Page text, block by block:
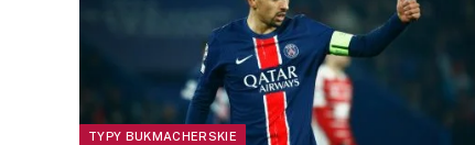
TYPY BUKMACHERSKIE